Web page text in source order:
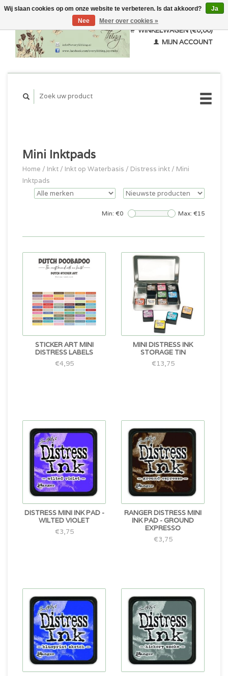
WINKELWAGEN (€0,00)
MIJN ACCOUNT
Mini Inktpads
Home / Inkt / Inkt op Waterbasis / Distress inkt / Mini
Inktpads
Min: €0 Max: €15
STICKER ART MINI
DISTRESS LABELS
€4,95
MINI DISTRESS INK
STORAGE TIN
€13,75
DISTRESS MINI INK PAD -
WILTED VIOLET
€3,75
RANGER DISTRESS MINI
INK PAD - GROUND
EXPRESSO
€3,75
Wij slaan cookies op om onze website te verbeteren. Is dat akkoord?
Ja
Nee
Meer over cookies »